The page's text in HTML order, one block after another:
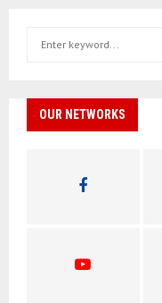
h
OUR NETWORKS